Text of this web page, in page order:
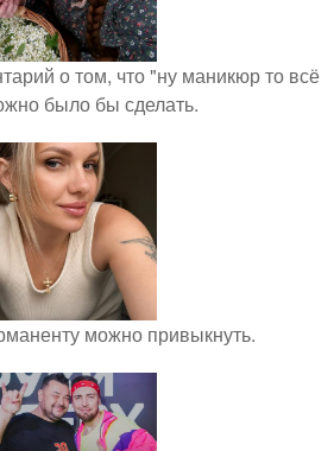
о том, что "ну маникюр то всё
было бы сделать.
можно привыкнуть.